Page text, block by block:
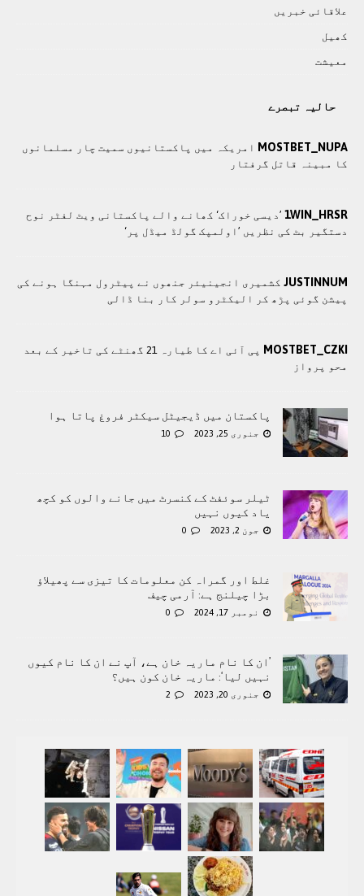
علاقائی خبريں
کھيل
معيشت
حالیہ تبصرے
MOSTBET_NUPA امریکہ میں پاکستانیوں سمیت چار مسلمانوں
کا مبینہ قاتل گرفتار
1WIN_HRSR ’دیسی خوراک‘ کھانے والے پاکستانی ویٹ لفٹر نوح
دستگیر بٹ کی نظریں ’اولمپک گولڈ میڈل پر‘
JUSTINNUM کشمیری انجینیئر جنھوں نے پیٹرول مہنگا ہونے کی
پیشن گوئی پڑھ کر الیکٹرو سولر کار بنا ڈالی
MOSTBET_CZKI
پی آئی اے کا طیارہ 21 گھنٹے کی تاخیر کے بعد
محو پرواز
پاکستان ميں ڈيجيٹل سيکٹر فروغ پاتا ہوا
جنوری 25, 2023 10
ٹیلر سوئفٹ کے کنسرٹ میں جانے والوں کو کچھ
یاد کیوں نہیں
جون 2, 2023 0
غلط اور گمراہ کن معلومات کا تیزی سے پھیلاؤ
بڑا چیلنج ہے: آرمی چیف
نومبر 17, 2024 0
’ان کا نام ماریہ خان ہے، آپ نے ان کا نام کیوں
نہیں لیا‘: ماریہ خان کون ہیں؟
جنوری 20, 2023 2